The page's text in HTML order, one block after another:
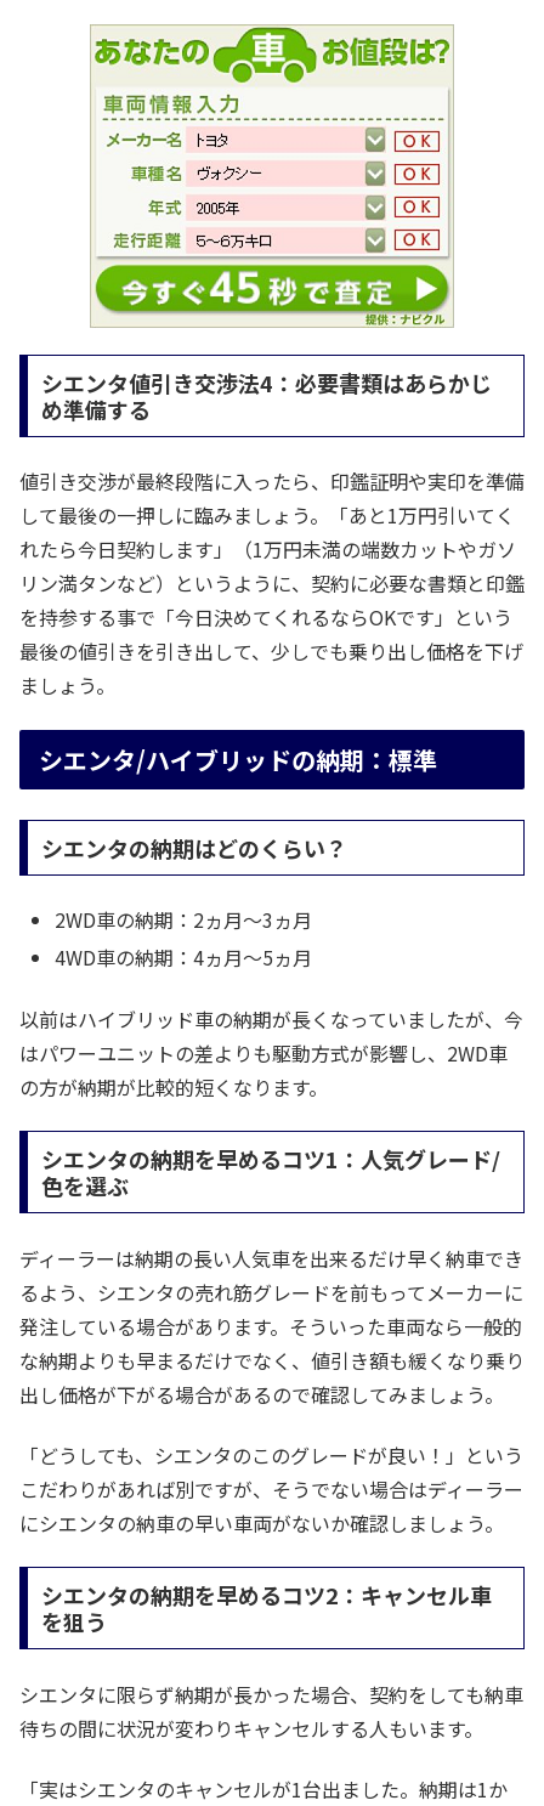
シエンタ値引き交渉法4：必要書類はあらかじ
め準備する
値引き交渉が最終段階に入ったら、印鑑証明や実印を準備
して最後の一押しに臨みましょう。「あと1万円引いてく
れたら今日契約します」（1万円未満の端数カットやガソ
リン満タンなど）というように、契約に必要な書類と印鑑
を持参する事で「今日決めてくれるならOKです」という
最後の値引きを引き出して、少しでも乗り出し価格を下げ
ましょう。
シエンタ/ハイブリッドの納期：標準
シエンタの納期はどのくらい？
2WD車の納期：2ヵ月～3ヵ月
4WD車の納期：4ヵ月～5ヵ月
以前はハイブリッド車の納期が長くなっていましたが、今
はパワーユニットの差よりも駆動方式が影響し、2WD車
の方が納期が比較的短くなります。
シエンタの納期を早めるコツ1：人気グレード/
色を選ぶ
ディーラーは納期の長い人気車を出来るだけ早く納車でき
るよう、シエンタの売れ筋グレードを前もってメーカーに
発注している場合があります。そういった車両なら一般的
な納期よりも早まるだけでなく、値引き額も緩くなり乗り
出し価格が下がる場合があるので確認してみましょう。
「どうしても、シエンタのこのグレードが良い！」という
こだわりがあれば別ですが、そうでない場合はディーラー
にシエンタの納車の早い車両がないか確認しましょう。
シエンタの納期を早めるコツ2：キャンセル車
を狙う
シエンタに限らず納期が長かった場合、契約をしても納車
待ちの間に状況が変わりキャンセルする人もいます。
「実はシエンタのキャンセルが1台出ました。納期は1か